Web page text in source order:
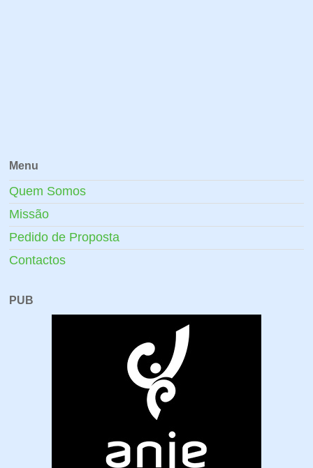
Menu
Quem Somos
Missão
Pedido de Proposta
Contactos
PUB